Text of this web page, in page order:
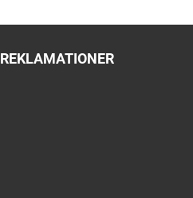
REKLAMATIONER